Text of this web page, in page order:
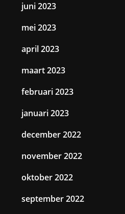
juni 2023
mei 2023
april 2023
maart 2023
februari 2023
januari 2023
december 2022
november 2022
oktober 2022
september 2022